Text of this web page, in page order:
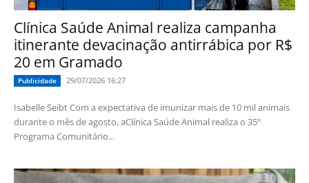
Clínica Saúde Animal realiza campanha
itinerante devacinação antirrábica por R$
20 em Gramado
Publicidade 29/07/2026 16:27
Isabelle Seibt Com a expectativa de imunizar mais de 10 mil animais
durante o mês de agosto, aClínica Saúde Animal realiza o 35º
Programa Comunitário...